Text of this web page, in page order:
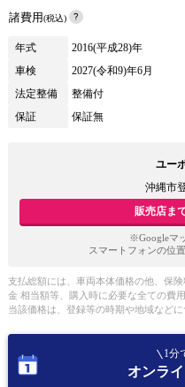
諸費用(税込)
年式 2016(平成28)年
車検
2027(令和9)年6月
法定整備
整備付
保証
保証無
ユー
沖縄市
販売店ま
※Googleマ
スマートフォンの位
支払総額には、車両本体価格の他、保
金 相当額等、購入時に必要な全ての費
当該価格は、登録等の時期や地域など
1分
オンラ